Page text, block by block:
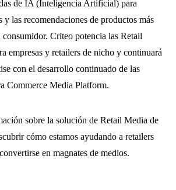
de IA (Inteligencia Artificial) para
y las recomendaciones de productos más
consumidor. Criteo potencia las Retail
empresas y retailers de nicho y continuará
con el desarrollo continuado de las
Commerce Media Platform.
sobre la solución de Retail Media de
cómo estamos ayudando a retailers
en magnates de medios.